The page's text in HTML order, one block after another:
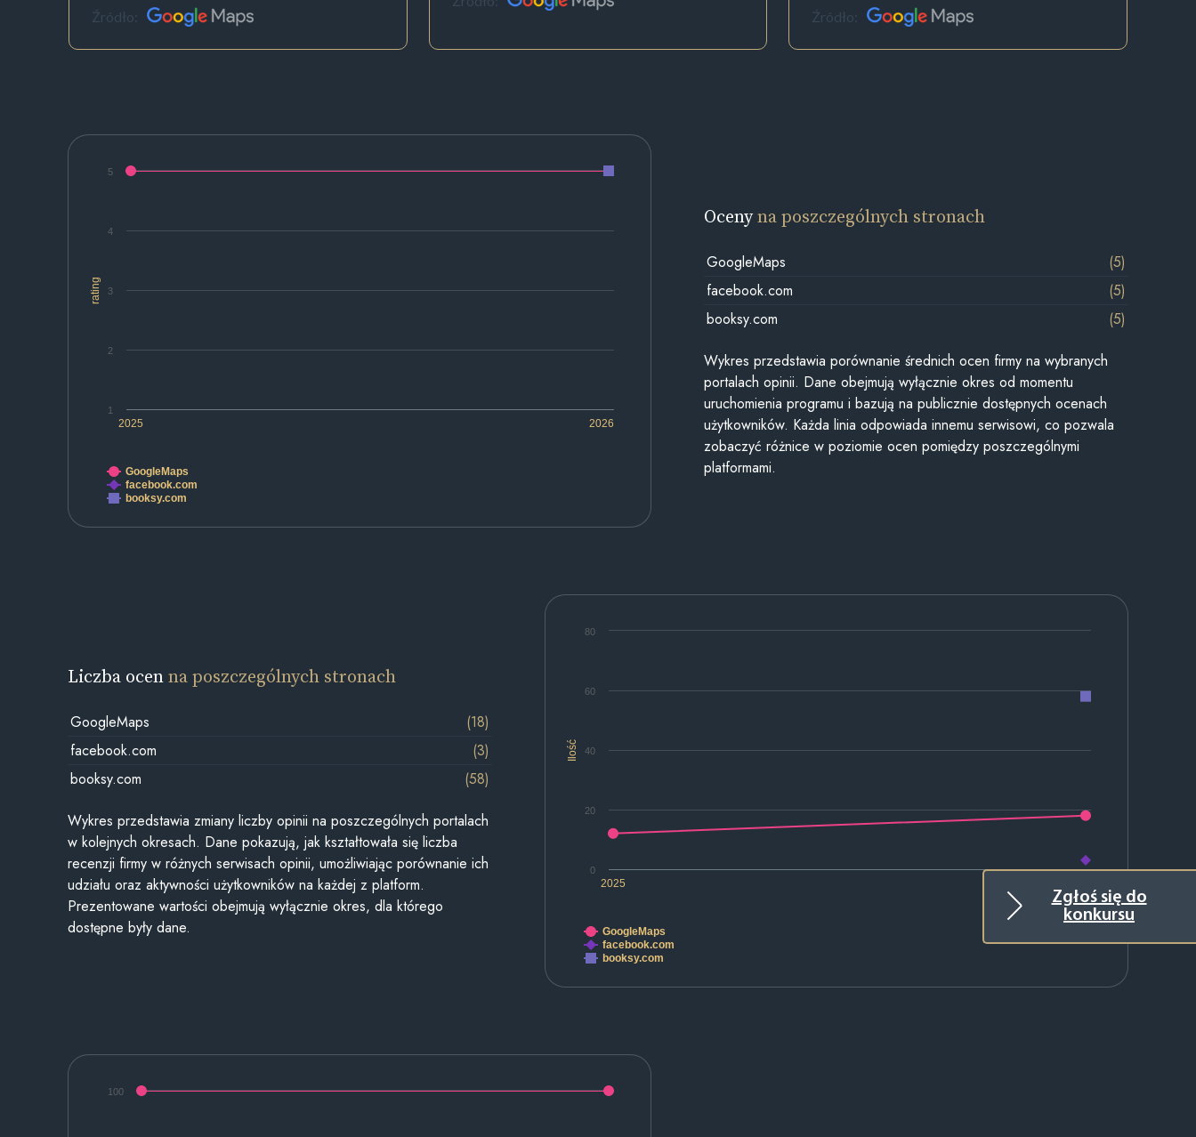
Zgłoś się do
konkursu
Źródło: Źródło:
rating
2025 2026
1
2
3
4
5
GoogleMaps
facebook.com
booksy.com
Ocenyna poszczególnych stronach
GoogleMaps
(5)
facebook.com
(5)
booksy.com
(5)
Wykres przedstawia porównanie średnich ocen firmy na wybranych
portalach opinii. Dane obejmują wyłącznie okres od momentu
uruchomienia programu i bazują na publicznie dostępnych ocenach
użytkowników. Każda linia odpowiada innemu serwisowi, co pozwala
zobaczyć różnice w poziomie ocen pomiędzy poszczególnymi
platformami.
Ilość
2025
0
20
40
60
80
GoogleMaps
facebook.com
booksy.com
Liczba ocenna poszczególnych stronach
GoogleMaps
(18)
facebook.com
(3)
booksy.com
(58)
Wykres przedstawia zmiany liczby opinii na poszczególnych portalach
w kolejnych okresach. Dane pokazują, jak kształtowała się liczba
recenzji firmy w różnych serwisach opinii, umożliwiając porównanie ich
udziału oraz aktywności użytkowników na każdej z platform.
Prezentowane wartości obejmują wyłącznie okres, dla którego
dostępne były dane.
100